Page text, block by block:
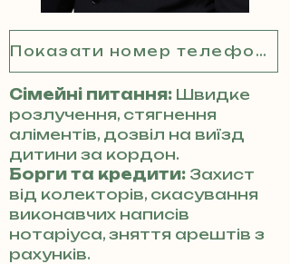
Показати номер телефону
Сімейні питання: Швидке
розлучення, стягнення
аліментів, дозвіл на виїзд
дитини за кордон.
Борги та кредити: Захист
від колекторів, скасування
виконавчих написів
нотаріуса, зняття арештів з
рахунків.